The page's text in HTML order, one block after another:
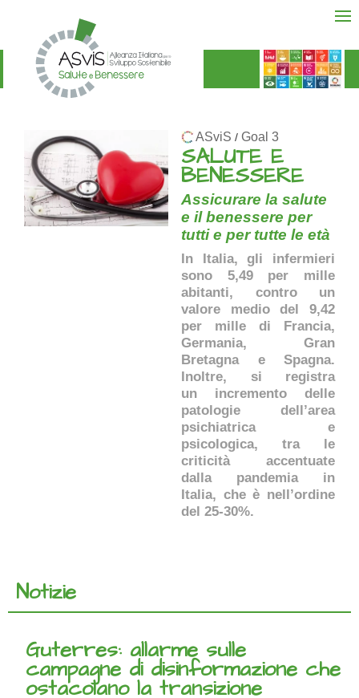
ASviS / Goal 3
SALUTE E
BENESSERE
Assicurare la salute
e il benessere per
tutti e per tutte le età
In Italia, gli infermieri
sono 5,49 per mille
abitanti, contro un
valore medio del 9,42
per mille di Francia,
Germania, Gran
Bretagna e Spagna.
Inoltre, si registra
un incremento delle
patologie dell’area
psichiatrica e
psicologica, tra le
criticità accentuate
dalla pandemia in
Italia, che è nell’ordine
del 25-30%.
Notizie
Guterres: allarme sulle
campagne di disinformazione che
ostacolano la transizione